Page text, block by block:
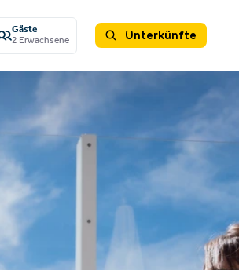
Gäste
2 Erwachsene
Unterkünfte